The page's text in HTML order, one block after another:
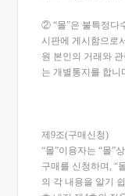
② “몰”은 불특정다
시판에 게시함으로
원 본인의 거래와
는 개별통지를 합니
제9조(구매신청)
“몰”이용자는 “몰”
구매를 신청하며, “
의 각 내용을 알기